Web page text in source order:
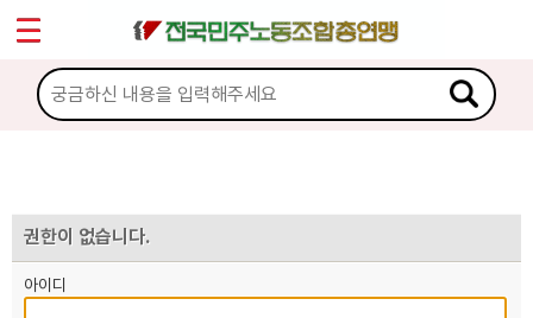
권한이 없습니다.
아이디
마이페이지
소개
노동상담
자료